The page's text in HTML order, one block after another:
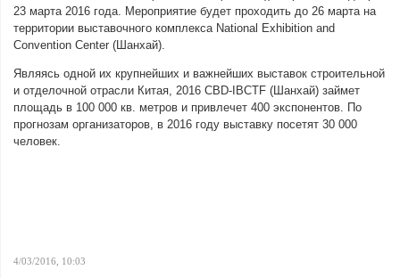
23 марта 2016 года. Мероприятие будет проходить до 26 марта на
территории выставочного комплекса National Exhibition and
Convention Center (Шанхай).
Являясь одной их крупнейших и важнейших выставок строительной
и отделочной отрасли Китая, 2016 CBD-IBCTF (Шанхай) займет
площадь в 100 000 кв. метров и привлечет 400 экспонентов. По
прогнозам организаторов, в 2016 году выставку посетят 30 000
человек.
4/03/2016, 10:03